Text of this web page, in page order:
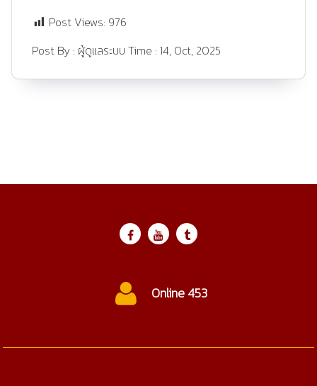
Post Views: 976
Post By : ผู้ดูแลระบบ Time : 14, Oct, 2025
Online 453